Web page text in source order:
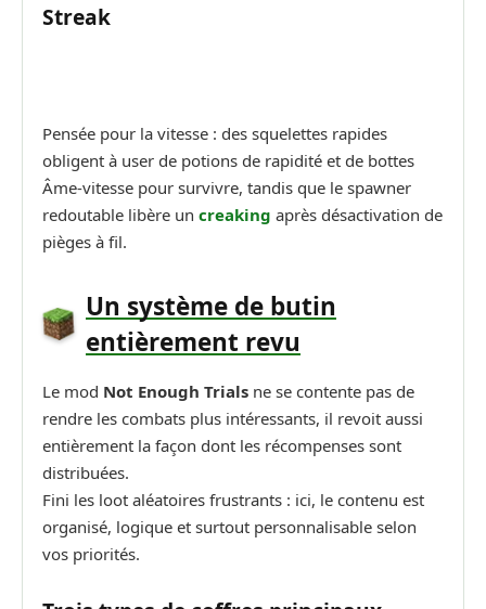
Streak
Pensée pour la vitesse : des squelettes rapides
obligent à user de potions de rapidité et de bottes
Âme-vitesse pour survivre, tandis que le spawner
redoutable libère un creaking après désactivation de
pièges à fil.
Un système de butin
entièrement revu
Le mod Not Enough Trials ne se contente pas de
rendre les combats plus intéressants, il revoit aussi
entièrement la façon dont les récompenses sont
distribuées.
Fini les loot aléatoires frustrants : ici, le contenu est
organisé, logique et surtout personnalisable selon
vos priorités.